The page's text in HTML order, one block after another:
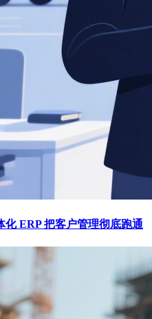
ERP 把客户管理彻底跑通